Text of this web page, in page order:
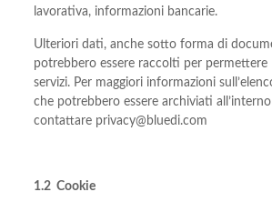
lavorativa, informazioni bancarie.
Ulteriori dati, anche sotto forma di
potrebbero essere raccolti per permettere
servizi. Per maggiori informazioni
che potrebbero essere archiviati
contattare privacy@bluedi.com
1.2 Cookie